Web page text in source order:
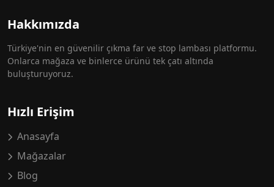
Hakkımızda
Türkiye'nin en güvenilir çıkma far ve stop lambası platformu.
Onlarca mağaza ve binlerce ürünü tek çatı altında
buluşturuyoruz.
Hızlı Erişim
Anasayfa
Mağazalar
Blog